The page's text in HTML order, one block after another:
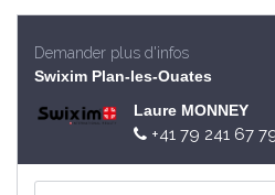
Demander plus d'infos
Swixim Plan-les-Ouates
Laure MONNEY
+41 79 241 67